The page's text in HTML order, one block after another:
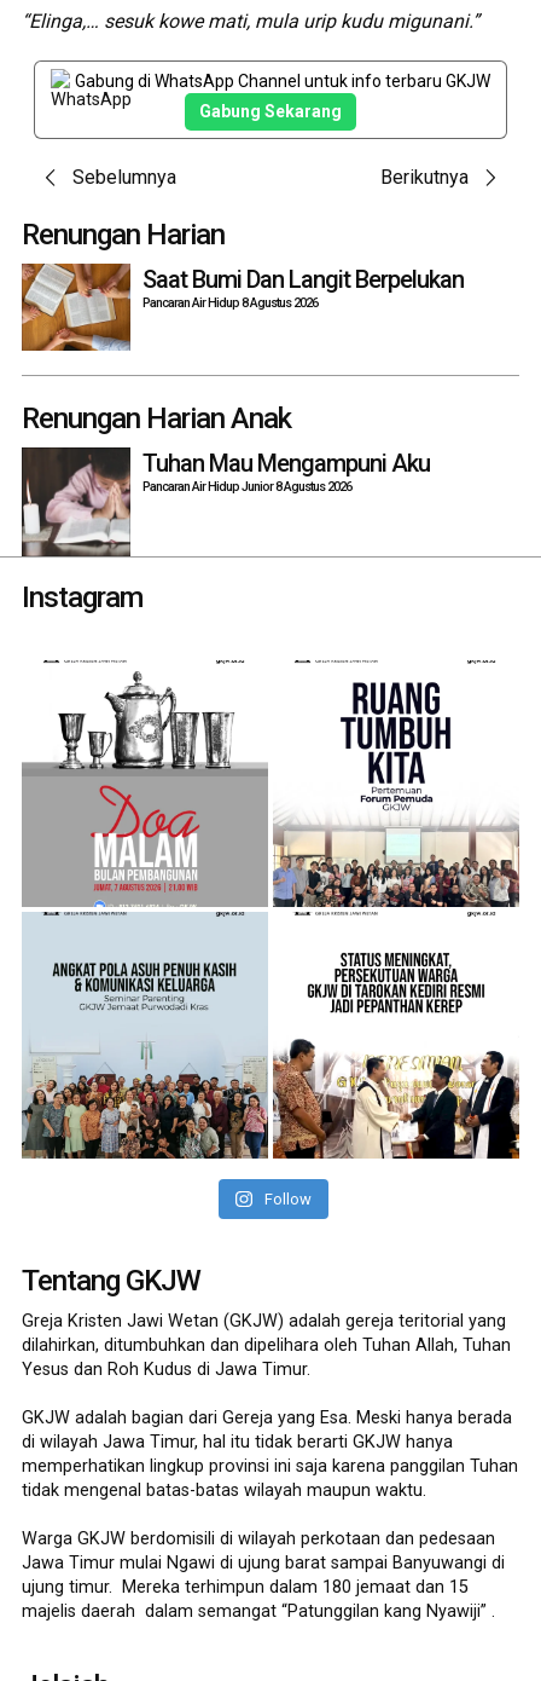
“Elinga,… sesuk kowe mati, mula urip kudu migunani.”
Gabung di WhatsApp Channel untuk info terbaru GKJW
Gabung Sekarang
Post
navigation
Sebelumnya Berikutnya
Renungan Harian
Saat Bumi Dan Langit Berpelukan
Pancaran Air Hidup 8 Agustus 2026
Renungan Harian Anak
Tuhan Mau Mengampuni Aku
Pancaran Air Hidup Junior 8 Agustus 2026
Instagram
Follow
Tentang GKJW
Greja Kristen Jawi Wetan (GKJW) adalah gereja teritorial yang
dilahirkan, ditumbuhkan dan dipelihara oleh Tuhan Allah, Tuhan
Yesus dan Roh Kudus di Jawa Timur.
GKJW adalah bagian dari Gereja yang Esa. Meski hanya berada
di wilayah Jawa Timur, hal itu tidak berarti GKJW hanya
memperhatikan lingkup provinsi ini saja karena panggilan Tuhan
tidak mengenal batas-batas wilayah maupun waktu.
Warga GKJW berdomisili di wilayah perkotaan dan pedesaan
Jawa Timur mulai Ngawi di ujung barat sampai Banyuwangi di
ujung timur. Mereka terhimpun dalam 180 jemaat dan 15
majelis daerah dalam semangat “Patunggilan kang Nyawiji” .